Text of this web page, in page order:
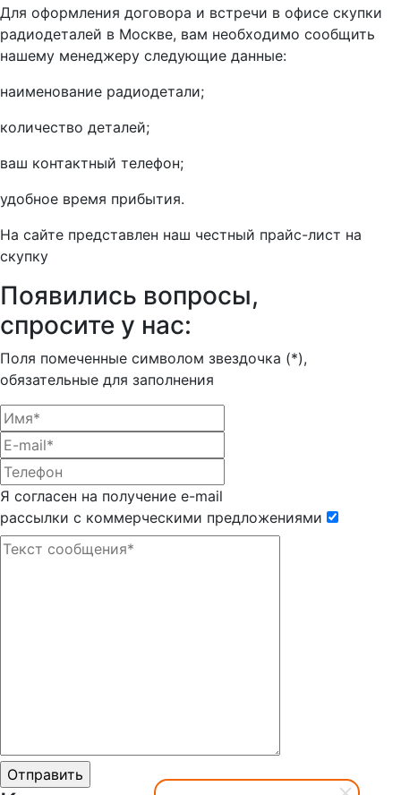
Для оформления договора и встречи в офисе скупки
радиодеталей в Москве, вам необходимо сообщить
нашему менеджеру следующие данные:
наименование радиодетали;
количество деталей;
ваш контактный телефон;
удобное время прибытия.
На сайте представлен наш честный прайс-лист на
скупку
Появились вопросы,
спросите у нас:
Поля помеченные символом звездочка (*),
обязательные для заполнения
Я согласен на получение e-mail
рассылки с коммерческими предложениями